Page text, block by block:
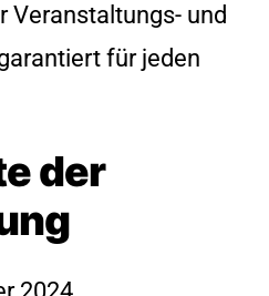
Veranstaltungs- und
für jeden
der